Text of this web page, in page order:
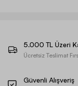
5.000 TL Üzeri
Ücretsiz Teslimat
Güvenli Alışveriş